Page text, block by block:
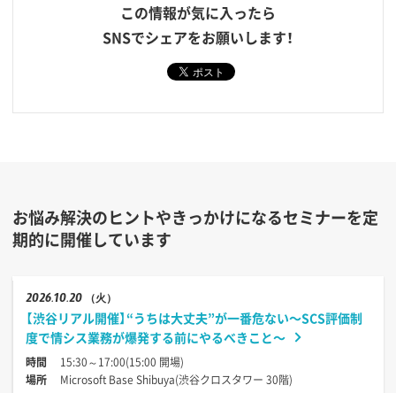
この情報が気に入ったら
SNSでシェアをお願いします！
お悩み解決のヒントやきっかけになるセミナーを定
期的に開催しています
202610.20 （火）
【渋谷リアル開催】“うちは大丈夫”が一番危ない〜SCS評価制
度で情シス業務が爆発する前にやるべきこと〜
時間
15:30～17:00(15:00 開場)
場所
Microsoft Base Shibuya(渋谷クロスタワー 30階)